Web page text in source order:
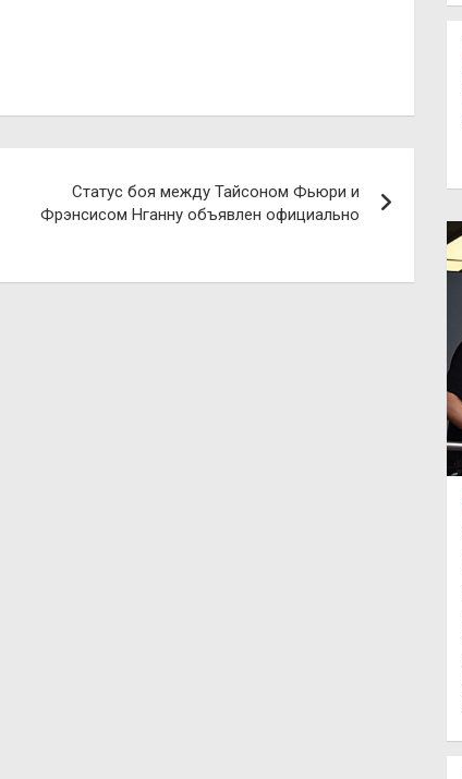
Статус боя между Тайсоном Фьюри и
Фрэнсисом Нганну объявлен официально